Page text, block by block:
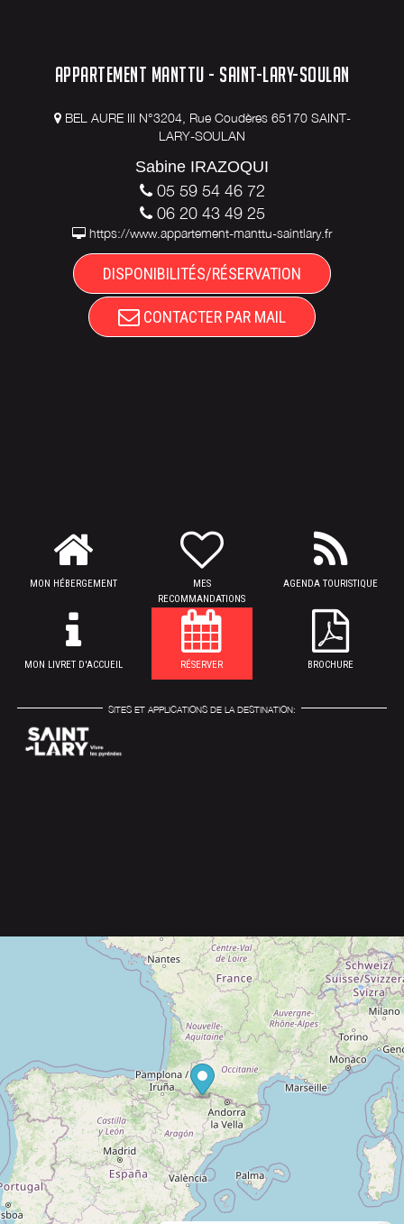
APPARTEMENT MANTTU - SAINT-LARY-SOULAN
BEL AURE III N°3204, Rue Coudères 65170 SAINT-
LARY-SOULAN
Sabine IRAZOQUI
05 59 54 46 72
06 20 43 49 25
https://www.appartement-manttu-saintlary.fr
DISPONIBILITÉS/RÉSERVATION
CONTACTER PAR MAIL
MON HÉBERGEMENT
MES
RECOMMANDATIONS
AGENDA TOURISTIQUE
MON LIVRET D'ACCUEIL RÉSERVER BROCHURE
SITES ET APPLICATIONS DE LA DESTINATION: